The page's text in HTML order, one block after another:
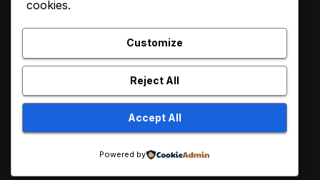
Proudly powered by WordPress|Theme:Pulse Newsby
Themeansar
Sample Page
cookies.
Customize
Reject All
Accept All
Powered by